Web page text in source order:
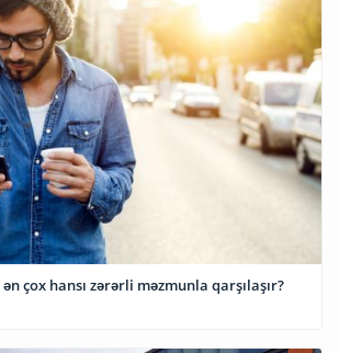
Mobil istifadəçilər ən çox hansı zərərli məzmunla qarşılaşır?